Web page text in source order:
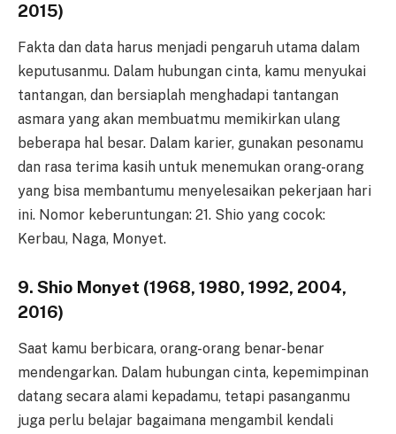
2015)
Fakta dan data harus menjadi pengaruh utama dalam
keputusanmu. Dalam hubungan cinta, kamu menyukai
tantangan, dan bersiaplah menghadapi tantangan
asmara yang akan membuatmu memikirkan ulang
beberapa hal besar. Dalam karier, gunakan pesonamu
dan rasa terima kasih untuk menemukan orang-orang
yang bisa membantumu menyelesaikan pekerjaan hari
ini. Nomor keberuntungan: 21. Shio yang cocok:
Kerbau, Naga, Monyet.
9. Shio Monyet (1968, 1980, 1992, 2004,
2016)
Saat kamu berbicara, orang-orang benar-benar
mendengarkan. Dalam hubungan cinta, kepemimpinan
datang secara alami kepadamu, tetapi pasanganmu
juga perlu belajar bagaimana mengambil kendali